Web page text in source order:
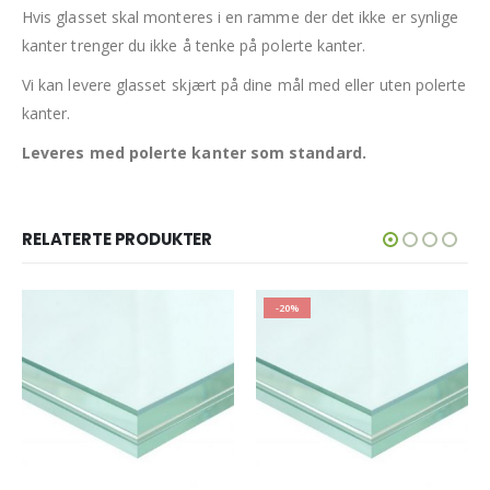
Hvis glasset skal monteres i en ramme der det ikke er synlige
kanter trenger du ikke å tenke på polerte kanter.
Vi kan levere glasset skjært på dine mål med eller uten polerte
kanter.
Leveres med polerte kanter som standard.
RELATERTE PRODUKTER
-18%